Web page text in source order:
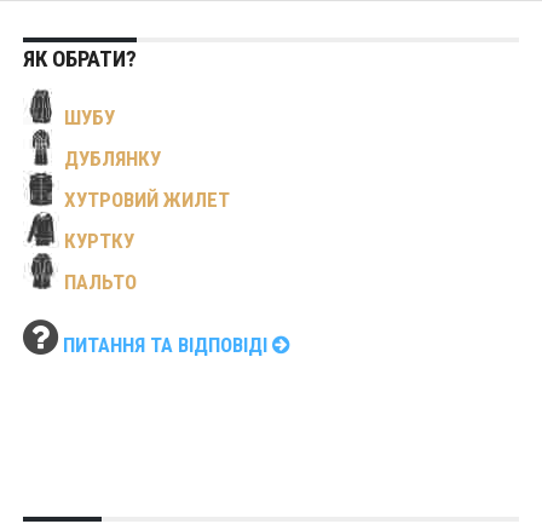
ЯК ОБРАТИ?
ШУБУ
ДУБЛЯНКУ
ХУТРОВИЙ ЖИЛЕТ
КУРТКУ
ПАЛЬТО
ПИТАННЯ ТА ВІДПОВІДІ